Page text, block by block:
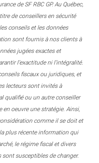
de SF RBC GP. Au Québec,
de conseillers en sécurité
conseils et les données
sont fournis à nos clients à
jugées exactes et
l’exactitude ni l’intégralité.
fiscaux ou juridiques, et
lecteurs sont invités à
qualifié ou un autre conseiller
oeuvre une stratégie. Ainsi,
comme il se doit et
plus récente information qui
le régime fiscal et divers
susceptibles de changer.